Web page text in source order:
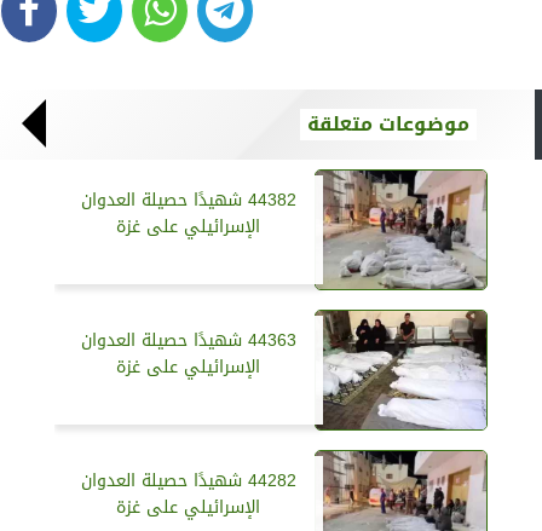
موضوعات متعلقة
44382 شهيدًا حصيلة العدوان
الإسرائيلي على غزة
44363 شهيدًا حصيلة العدوان
الإسرائيلي على غزة
44282 شهيدًا حصيلة العدوان
الإسرائيلي على غزة